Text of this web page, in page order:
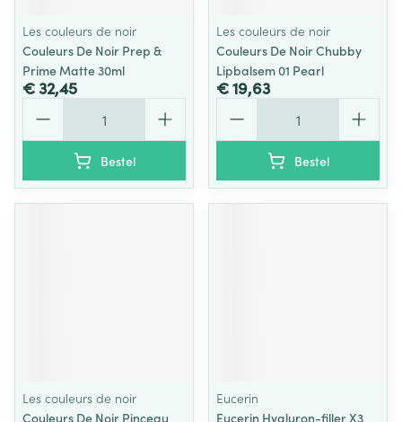
Les couleurs de noir
Couleurs De Noir Prep &
Prime Matte 30ml
€ 32,45
Bestel
Les couleurs de noir
Couleurs De Noir Chubby
Lipbalsem 01 Pearl
€ 19,63
Bestel
Les couleurs de noir
Couleurs De Noir Pinceau
Eucerin
Eucerin Hyaluron-filler X3